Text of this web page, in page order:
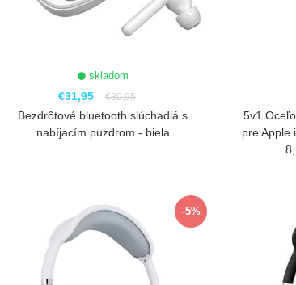
skladom
€31,95 €39,95
Bezdrôtové bluetooth slúchadlá s
nabíjacím puzdrom - biela
5v1
pre Apple
-5%